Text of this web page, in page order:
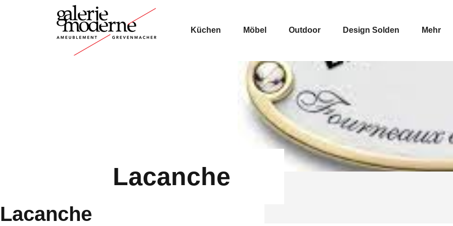
Küchen Möbel Outdoor Design Solden Mehr
Lacanche
Lacanche